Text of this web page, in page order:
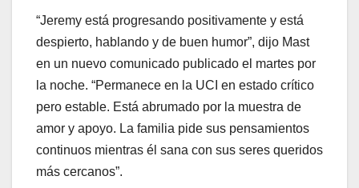
“Jeremy está progresando positivamente y está
despierto, hablando y de buen humor”, dijo Mast
en un nuevo comunicado publicado el martes por
la noche. “Permanece en la UCI en estado crítico
pero estable. Está abrumado por la muestra de
amor y apoyo. La familia pide sus pensamientos
continuos mientras él sana con sus seres queridos
más cercanos”.